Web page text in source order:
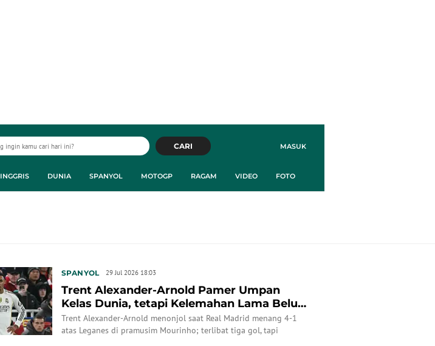
MASUK
CARI
INGGRIS DUNIA SPANYOL MOTOGP RAGAM VIDEO FOTO
SPANYOL 29 Jul 2026 18:03
Trent Alexander-Arnold Pamer Umpan
Kelas Dunia, tetapi Kelemahan Lama Belum
Hilang
Trent Alexander-Arnold menonjol saat Real Madrid menang 4-1
atas Leganes di pramusim Mourinho; terlibat tiga gol, tapi